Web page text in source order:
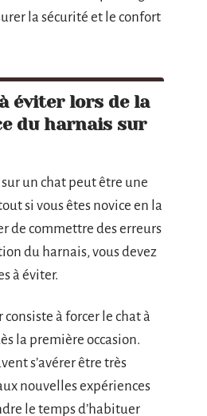
la sécurité et le confort
éviter lors de la
du harnais sur
un chat peut être une
si vous êtes novice en la
de commettre des erreurs
du harnais, vous devez
à éviter.
à forcer le chat à
la première occasion.
s’avérer être très
nouvelles expériences
le temps d’habituer